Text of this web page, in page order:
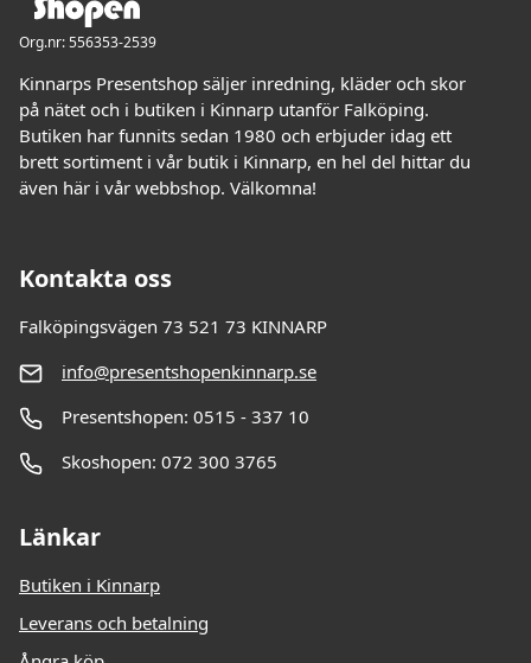
Org.nr: 556353-2539
Kinnarps Presentshop säljer inredning, kläder och skor
på nätet och i butiken i Kinnarp utanför Falköping.
Butiken har funnits sedan 1980 och erbjuder idag ett
brett sortiment i vår butik i Kinnarp, en hel del hittar du
även här i vår webbshop. Välkomna!
Kontakta oss
Falköpingsvägen 73 521 73 KINNARP
info@presentshopenkinnarp.se
Presentshopen: 0515 - 337 10
Skoshopen: 072 300 3765
Länkar
Butiken i Kinnarp
Leverans och betalning